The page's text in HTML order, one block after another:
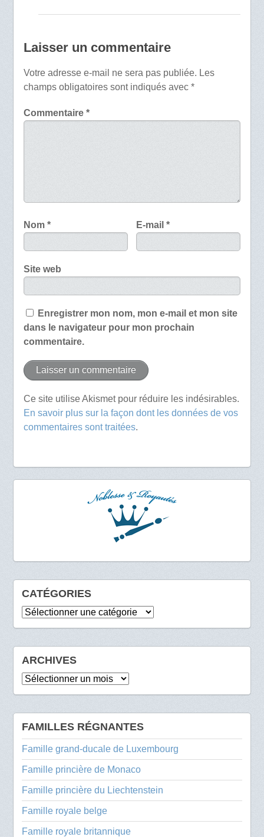
Laisser un commentaire
Votre adresse e-mail ne sera pas publiée. Les
champs obligatoires sont indiqués avec *
Commentaire *
Nom * E-mail*
Site web
Enregistrer mon nom, mon e-mail et mon site
dans le navigateur pour mon prochain
commentaire.
Ce site utilise Akismet pour réduire les indésirables.
En savoir plus sur la façon dont les données de vos
commentaires sont traitées.
CATÉGORIES
Catégories
ARCHIVES
Archives
FAMILLES RÉGNANTES
Famille grand-ducale de Luxembourg
Famille princière de Monaco
Famille princière du Liechtenstein
Famille royale belge
Famille royale britannique